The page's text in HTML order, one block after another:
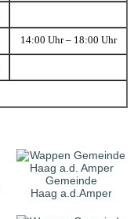
14:00 Uhr – 18:00 Uhr
Gemeinde
Haag a.d.Amper